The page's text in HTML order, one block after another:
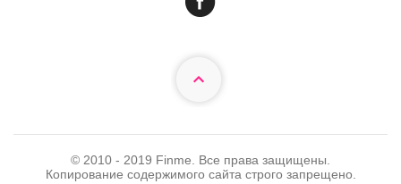
© 2010 - 2019 Finme. Все права защищены.
Копирование содержимого сайта строго запрещено.